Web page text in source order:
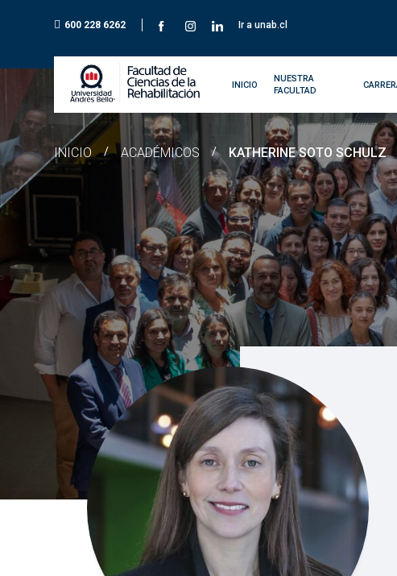
600 228 6262 Ir a unab.cl
INICIO
NUESTRA
FACULTAD
INICIO / ACADÉMICOS / KATHERINE SOTO SCHULZ